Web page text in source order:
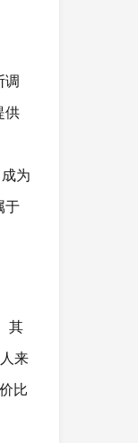
调
供
为
于
其
来
比